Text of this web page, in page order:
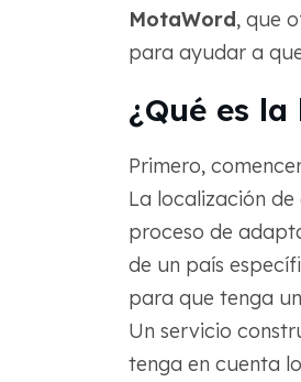
MotaWord, que
para ayudar a
¿Qué es
Primero,
La localización
proceso de
de un país
para que tenga
Un servicio
tenga en cuenta